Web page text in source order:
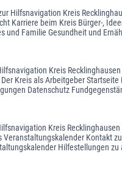
Hilfsnavigation Kreis
Karriere beim Kreis Bürger-,
und Familie Gesundheit und
Kreis
Kreis als Arbeitgeber
Datenschutz
Kreis
Kontakt
Hilfestellungen